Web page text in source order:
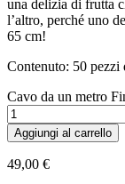
una delizia di frutta
l’altro, perché uno
65 cm!
Contenuto: 50 pezzi
Cavo da un metro
Aggiungi al carrello
49,00 €